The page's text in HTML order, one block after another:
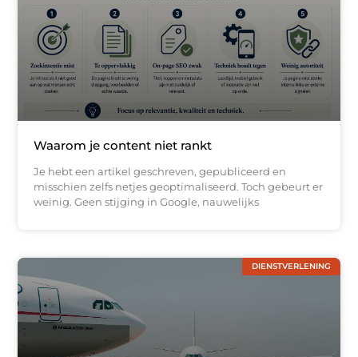
Waarom je content niet rankt
Je hebt een artikel geschreven, gepubliceerd en
misschien zelfs netjes geoptimaliseerd. Toch gebeurt er
weinig. Geen stijging in Google, nauwelijks
DIENSTVERLENING